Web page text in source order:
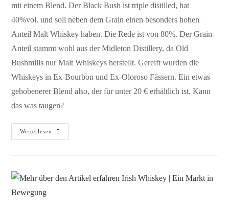
mit einem Blend. Der Black Bush ist triple distilled, hat
40%vol. und soll neben dem Grain einen besonders hohen
Anteil Malt Whiskey haben. Die Rede ist von 80%. Der Grain-
Anteil stammt wohl aus der Midleton Distillery, da Old
Bushmills nur Malt Whiskeys herstellt. Gereift wurden die
Whiskeys in Ex-Bourbon und Ex-Oloroso Fässern. Ein etwas
gehobenerer Blend also, der für unter 20 € erhältlich ist. Kann
das was taugen?
Weiterlesen